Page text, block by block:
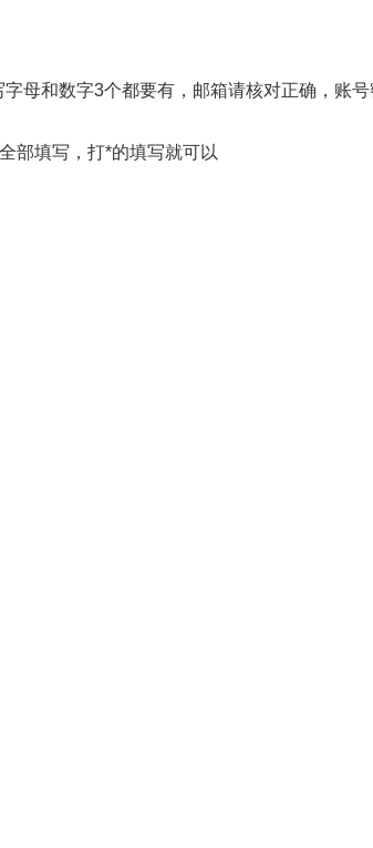
母和数字3个都要有，邮箱请核对正确，账
部填写，打*的填写就可以